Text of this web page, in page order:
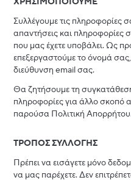
Συλλέγουμε τις πληροφορίες
απαντήσεις και πληροφορίες
που μας έχετε υποβάλει. Ως
επεξεργαστούμε το όνομά
διεύθυνση email σας.
Θα ζητήσουμε τη
πληροφορίες για άλλο σκοπό
παρούσα Πολιτική
ΤΡΟΠΟΣ ΣΥΛΛΟΓΗΣ
Πρέπει να εισάγετε μόνο
να μας παρέχετε. Δεν